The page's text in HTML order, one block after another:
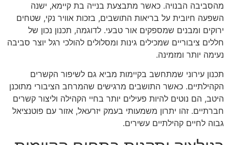
מהסביבה הבנויה. כאשר מתבצעת בנייה בת קיימא, ישנה
השפעה חיובית על בריאות התושבים, בזכות אוויר נקי, שטחים
ירוקים ומבנים שמספקים אור טבעי. לדוגמה, תכנון נכון של
חללים ציבוריים שמכילים גינות ומסלולים להולכי רגל יוצר סביבה
נעימה יותר ומזמינה.
תכנון עירוני שמתחשב בקיימות מביא גם לשיפור הקשרים
הקהילתיים. כאשר התושבים מרגישים שהמרחב הציבורי מתוכנן
היטב, הם נוטים להיות פעילים יותר בחיי הקהילה וליצור קשרים
חברתיים. זהו יתרון משמעותי בעמק יזרעאל, אזור עם פוטנציאל
גבוה לחיים קהילתיים עשירים.